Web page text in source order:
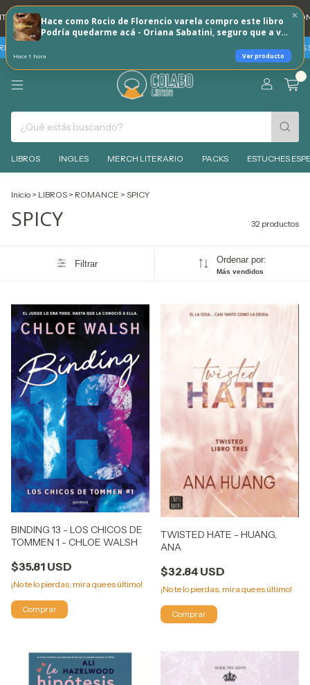
Hace como Rocio de Florencio varela compro este libro
Podría quedarme acá - Oriana Sabatini, seguro que a vos
Hace 1 hora Ver producto
TODOS LOS DÍAS 🐶 💳 3 CUOTAS SIN INTERES CON
BBVA -SABADO 8 DE AGOSTO 30% REINTEGRO + 3 CUOTAS SIN
0
LIBROS INGLES MERCH LITERARIO PACKS ESTUCHES
Inicio > LIBROS > ROMANCE > SPICY
SPICY 32 productos
Filtrar Ordenar por:
Más vendidos
BINDING 13 - LOS CHICOS DE
TOMMEN 1 - CHLOE WALSH
$35.81 USD
¡No te lo pierdas, mira que es último!
TWISTED HATE - HUANG,
ANA
$32.84 USD
¡No te lo pierdas, mira que es último!